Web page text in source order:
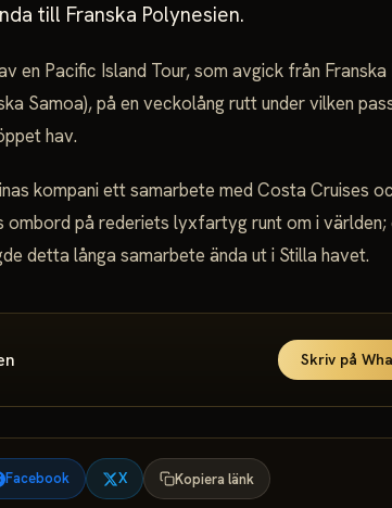
till Franska Polynesien.
en Pacific Island Tour, som avgick från
Samoa), på en veckolång rutt under vilken
hav.
kompani ett samarbete med Costa Cruises
ombord på rederiets lyxfartyg runt om i
detta långa samarbete ända ut i Stilla havet.
Skriv på
Facebook X Kopiera länk